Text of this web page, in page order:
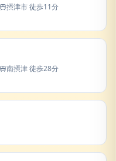
摂津市徒歩11分
南摂津徒歩28分